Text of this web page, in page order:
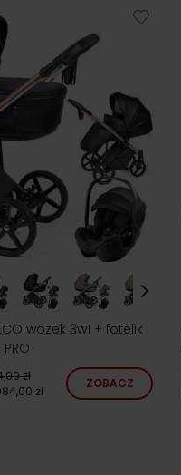
wózek 3w1 + fotelik
zł
zł
ZOBACZ